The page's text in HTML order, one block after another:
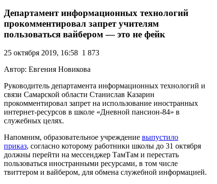
Департамент информационных технологий
прокомментировал запрет учителям
пользоваться вайбером — это не фейк
25 октября 2019, 16:58 1 873
Автор: Евгения Новикова
Руководитель департамента информационных технологий и
связи Самарской области Станислав Казарин
прокомментировал запрет на использование иностранных
интернет-ресурсов в школе «Дневной пансион-84» в
служебных целях.
Напомним, образовательное учреждение выпустило
приказ, согласно которому работники школы до 31 октября
должны перейти на мессенджер ТамТам и перестать
пользоваться иностранными ресурсами, в том числе
твиттером и вайбером, для обмена служебной информацией.